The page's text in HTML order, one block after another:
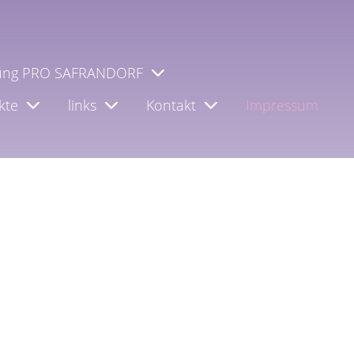
PRO SAFRANDORF
links Kontakt Impressum